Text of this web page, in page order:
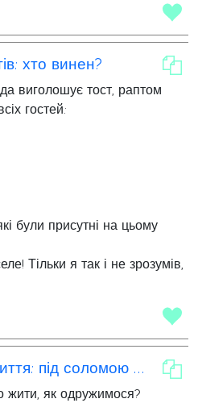
хто винен?
виголошує тост, раптом
гостей:
були присутні на цьому
Тільки я так і не зрозумів,
Плани на весільне життя: під соломою чи залізом?
жити, як одружимося?